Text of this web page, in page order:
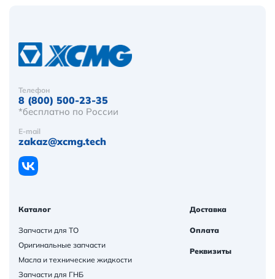
Телефон
8 (800) 500-23-35
*бесплатно по России
E-mail
zakaz@xcmg.tech
Каталог
Запчасти для ТО
Оригинальные запчасти
Масла и технические жидкости
Запчасти для ГНБ
Доставка
Оплата
Реквизиты